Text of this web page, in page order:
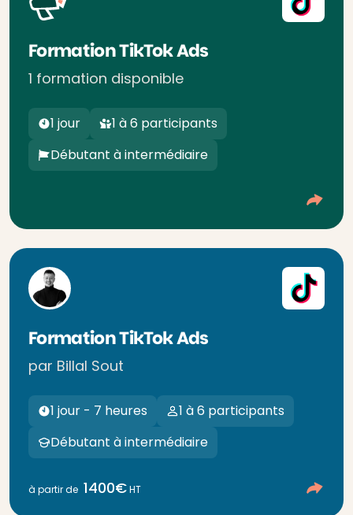
Formation TikTok Ads
1 formation disponible
1 jour
1 à 6 participants
Débutant à intermédiaire
Formation TikTok Ads
par Billal Sout
1 jour - 7 heures
1 à 6 participants
Débutant à intermédiaire
à partir de 1400€HT